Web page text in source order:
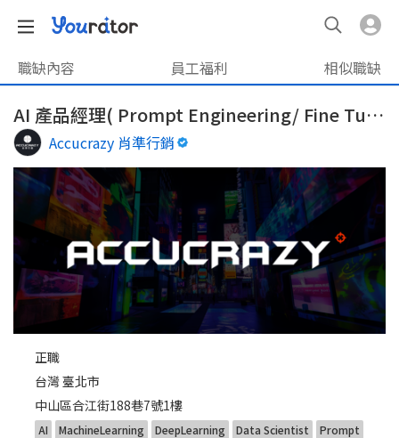
職缺內容 員工福利 相似職缺
AI 產品經理( Prompt Engineering/ Fine Tuning）
Accucrazy 肖準行銷
正職
台灣 臺北市
中山區合江街188巷7號1樓
AI MachineLearning DeepLearning Data Scientist Prompt